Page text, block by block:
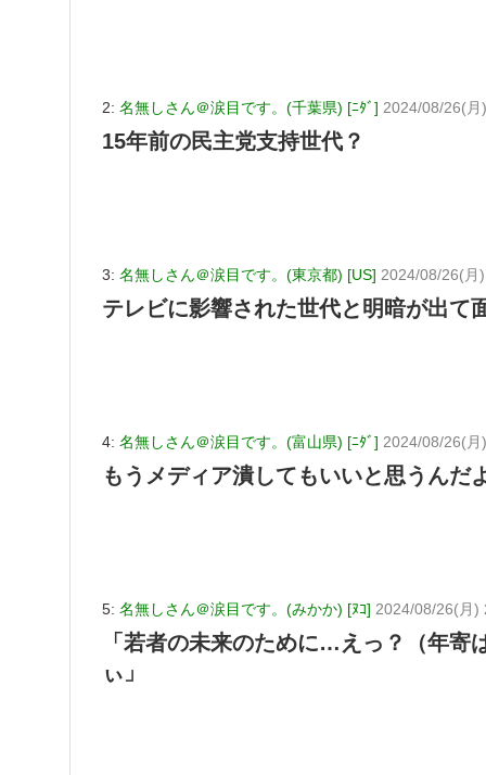
2: 名無しさん＠涙目です。(千葉県) [ﾆﾀﾞ] 2024/08/26(
15年前の民主党支持世代？
3: 名無しさん＠涙目です。(東京都) [US] 2024/08/26(月
テレビに影響された世代と明暗が出て
4: 名無しさん＠涙目です。(富山県) [ﾆﾀﾞ] 2024/08/26(
もうメディア潰してもいいと思うんだ
5: 名無しさん＠涙目です。(みかか) [ﾇｺ] 2024/08/26(月)
「若者の未来のために…えっ？（年寄
ぃ」